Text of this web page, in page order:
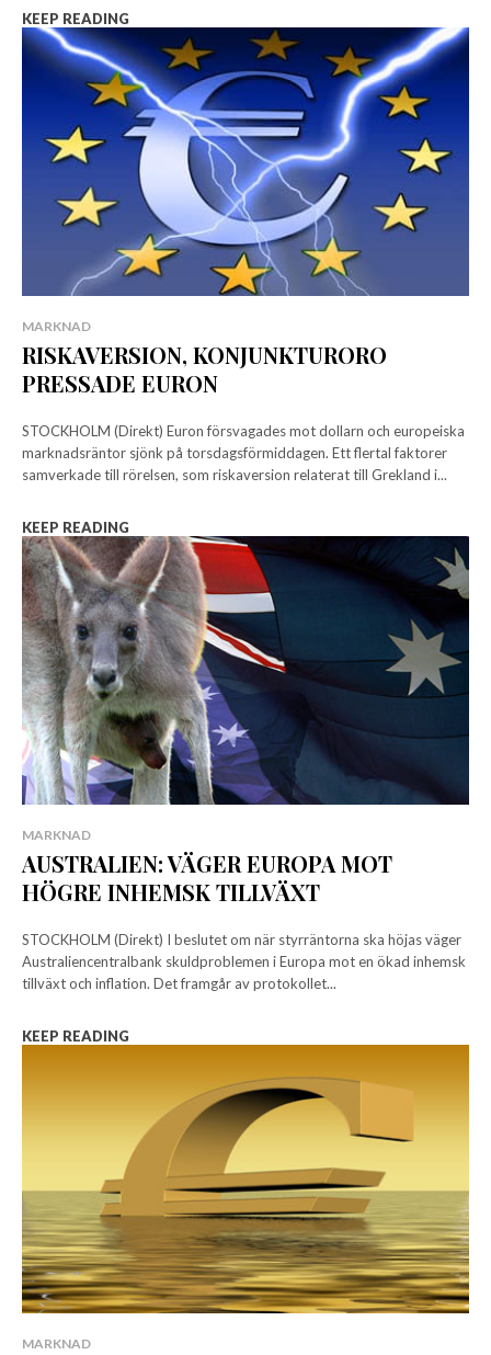
KEEP READING
MARKNAD
RISKAVERSION, KONJUNKTURORO
PRESSADE EURON
STOCKHOLM (Direkt) Euron försvagades mot dollarn och europeiska
marknadsräntor sjönk på torsdagsförmiddagen. Ett flertal faktorer
samverkade till rörelsen, som riskaversion relaterat till Grekland i...
KEEP READING
MARKNAD
AUSTRALIEN: VÄGER EUROPA MOT
HÖGRE INHEMSK TILLVÄXT
STOCKHOLM (Direkt) I beslutet om när styrräntorna ska höjas väger
Australiencentralbank skuldproblemen i Europa mot en ökad inhemsk
tillväxt och inflation. Det framgår av protokollet...
KEEP READING
MARKNAD